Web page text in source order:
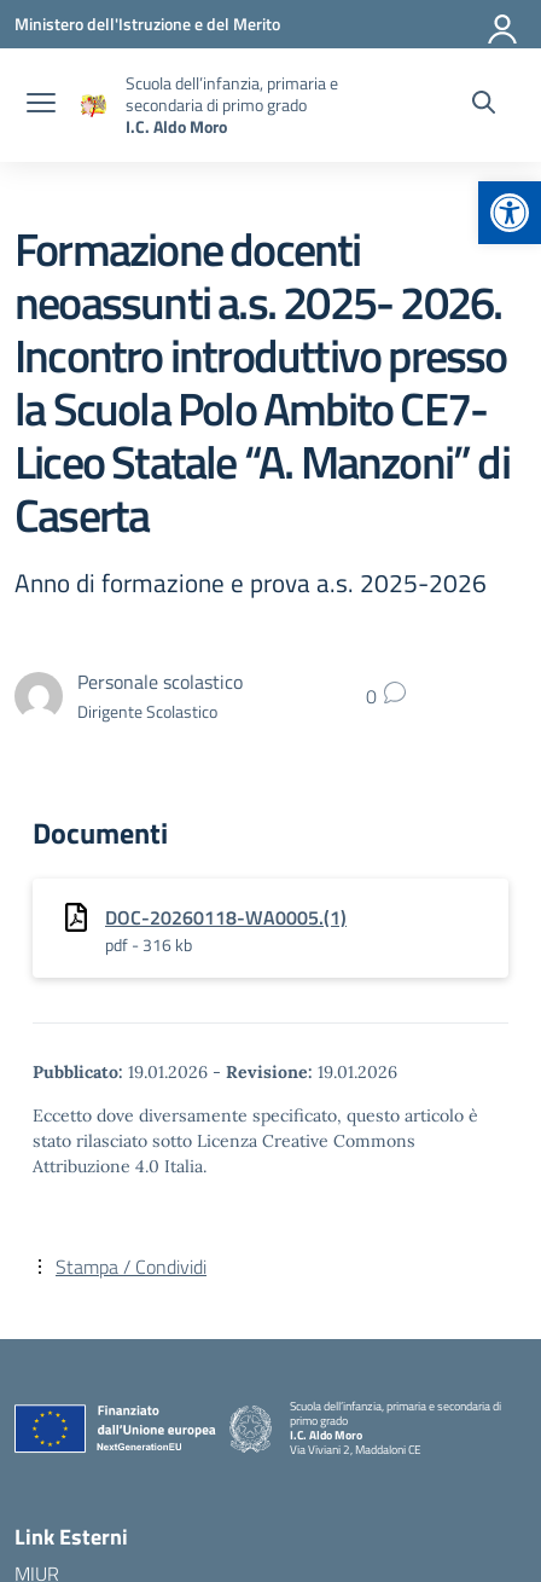
Vai ai contenuti
Vai al menu di navigazione
Vai al footer
Ministero dell'Istruzione e del Merito
Scuola dell’infanzia, primaria e
secondaria di primo grado
I.C. Aldo Moro
Formazione docenti
neoassunti a.s. 2025- 2026.
Incontro introduttivo presso
la Scuola Polo Ambito CE7-
Liceo Statale “A. Manzoni” di
Caserta
Anno di formazione e prova a.s. 2025-2026
Personale scolastico
Dirigente Scolastico 0
Documenti
DOC-20260118-WA0005.(1)
pdf - 316 kb
Pubblicato: 19.01.2026 - Revisione: 19.01.2026
Eccetto dove diversamente specificato, questo articolo è
stato rilasciato sotto Licenza Creative Commons
Attribuzione 4.0 Italia.
Stampa / Condividi
Scuola dell’infanzia, primaria e secondaria di
primo grado
I.C. Aldo Moro
Via Viviani 2, Maddaloni CE
Link Esterni
MIUR